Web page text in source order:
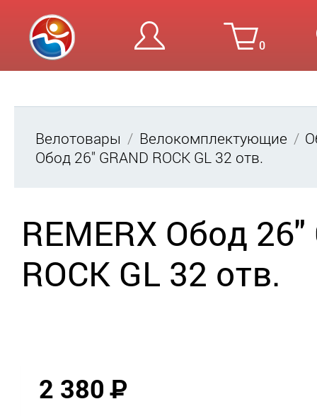
0
Велотовары Велокомплектующие
Обод 26" GRAND ROCK GL 32 отв.
REMERX Обод 26"
ROCK GL 32 отв.
2 380Р